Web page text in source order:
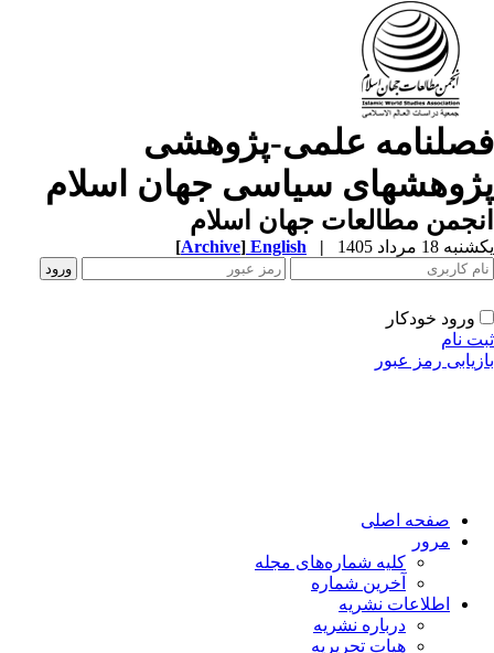
علمی-پژوهشی
سیاسی جهان اسلام
مطالعات جهان اسلام
18 مرداد 1405 |
English
[Archive]
ورود خودکار
نام
رمز عبور
صفحه اصلی
مرور
کلیه شماره‌های مجله
آخرین شماره
اطلاعات نشریه
درباره نشریه
هیات تحریریه